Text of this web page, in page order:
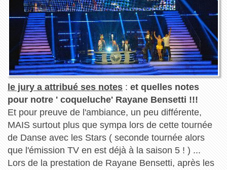
le jury a attribué ses notes: et quelles notes
pour notre ' coqueluche' Rayane Bensetti !!!
Et pour preuve de l'ambiance, un peu différente,
MAIS surtout plus que sympa lors de cette tournée
de Danse avec les Stars ( seconde tournée alors
que l'émission TV en est déjà à la saison 5 ! ) ...
Lors de la prestation de Rayane Bensetti, après les